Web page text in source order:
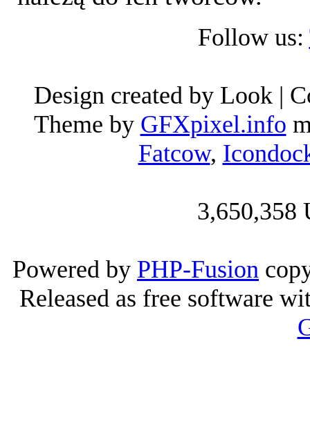
Follow us:
Design created by Look |
Theme by GFXpixel.info
Fatcow,
3,650,358
Powered by PHP-Fusion
Released as free software